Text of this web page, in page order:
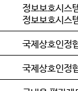
정보보호시스
정보보호시스
국제상호인정
국제상호인정